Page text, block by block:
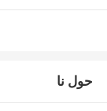
حول نا